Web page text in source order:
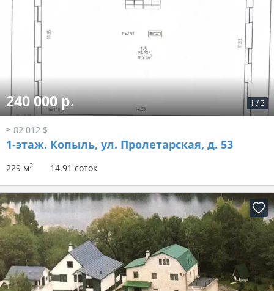
1 /3
240 000 р.
≈ 82 012 $
1-этаж. Копыль, ул. Пролетарская, д. 53
229 м2 14.91 соток